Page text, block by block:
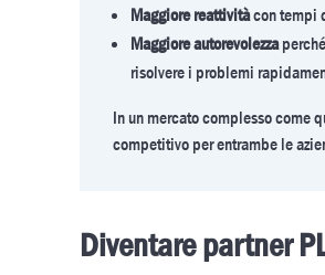
Maggiore reattivitàcon tempi
Maggiore autorevolezza
risolvere i problemi
In un mercato complesso come
competitivo per entrambe le
Diventare partner